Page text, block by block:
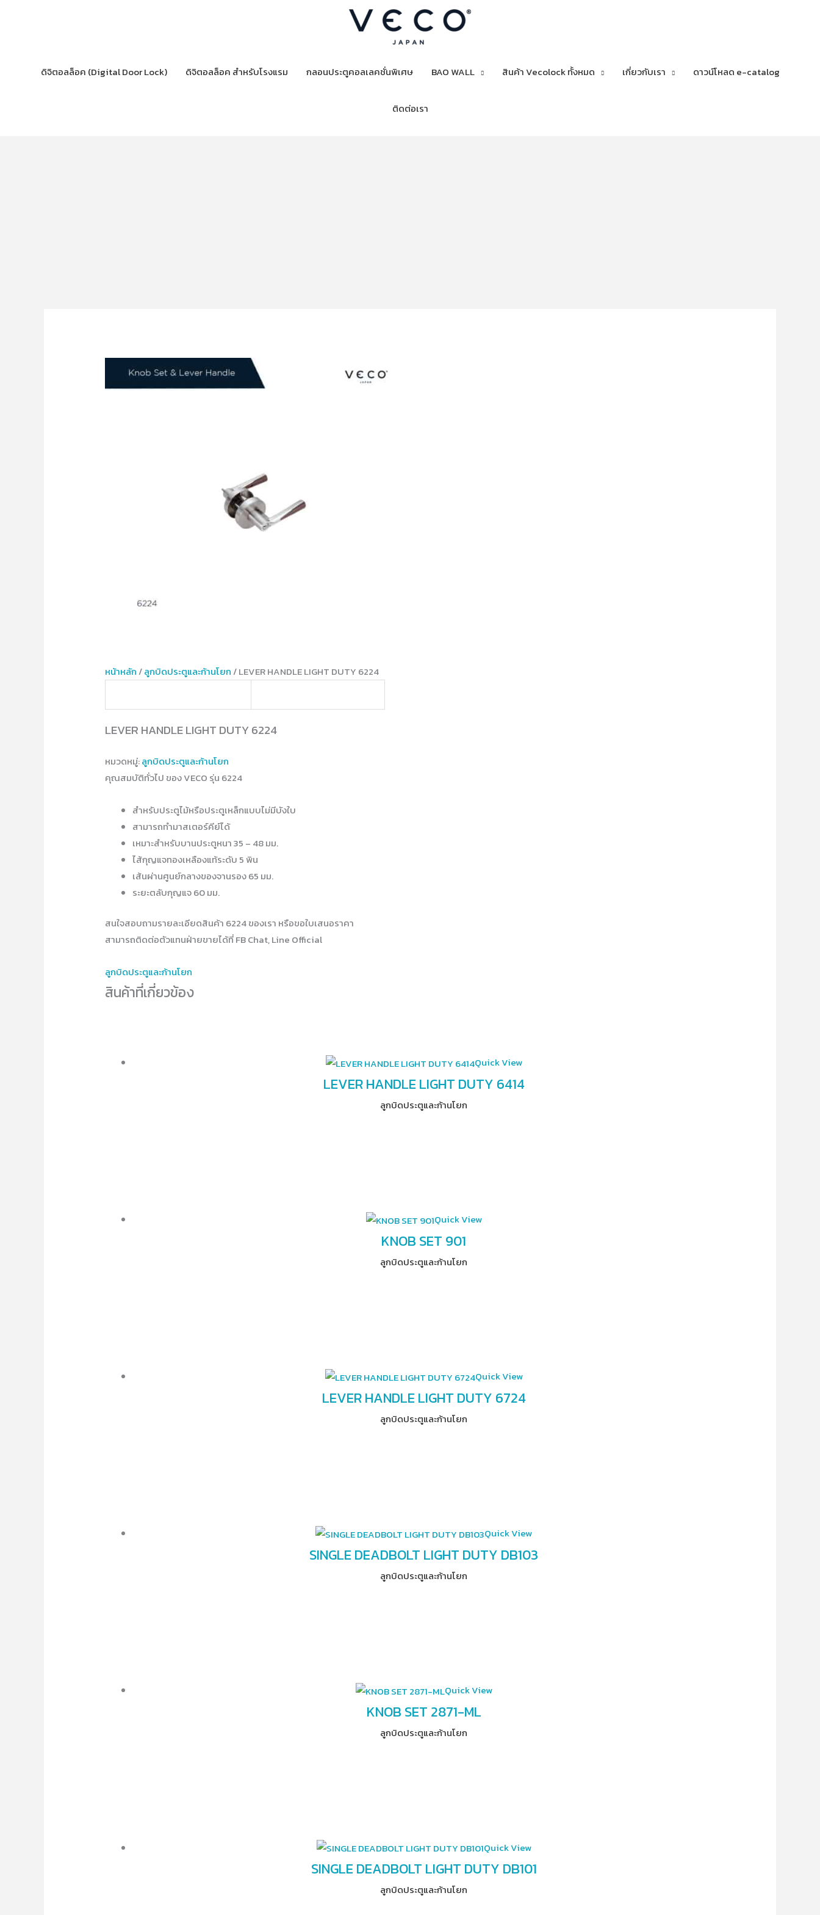
ดิจิตอลล็อค (Digital Door Lock) ดิจิตอลล็อค สำหรับโรงแรม กลอนประตูคอลเลคชั่นพิเศษ BAO WALL สินค้า Vecolock ทั้งหมด เกี่ยวกับเรา ดาวน์โหลด e-catalog
ติดต่อเรา
หน้าหลัก /ลูกบิดประตูและก้านโยก / LEVER HANDLE LIGHT DUTY 6224
LEVER HANDLE LIGHT DUTY 6224
หมวดหมู่:ลูกบิดประตูและก้านโยก
คุณสมบัติทั่วไป ของ VECO รุ่น 6224
สำหรับประตูไม้หรือประตูเหล็กแบบไม่มีบังใบ
สามารถทำมาสเตอร์คีย์ได้
เหมาะสำหรับบานประตูหนา 35 – 48 มม.
ไส้กุญแจทองเหลืองแท้ระดับ 5 พิน
เส้นผ่านศูนย์กลางของจานรอง 65 มม.
ระยะตลับกุญแจ 60 มม.
สนใจสอบถามรายละเอียดสินค้า 6224 ของเรา หรือขอใบเสนอราคา
สามารถติดต่อตัวแทนฝ่ายขายได้ที่ FB Chat, Line Official
ลูกบิดประตูและก้านโยก
สินค้าที่เกี่ยวข้อง
Quick View
LEVER HANDLE LIGHT DUTY 6414
ลูกบิดประตูและก้านโยก
Quick View
KNOB SET 901
ลูกบิดประตูและก้านโยก
Quick View
LEVER HANDLE LIGHT DUTY 6724
ลูกบิดประตูและก้านโยก
Quick View
SINGLE DEADBOLT LIGHT DUTY DB103
ลูกบิดประตูและก้านโยก
Quick View
KNOB SET 2871-ML
ลูกบิดประตูและก้านโยก
Quick View
SINGLE DEADBOLT LIGHT DUTY DB101
ลูกบิดประตูและก้านโยก